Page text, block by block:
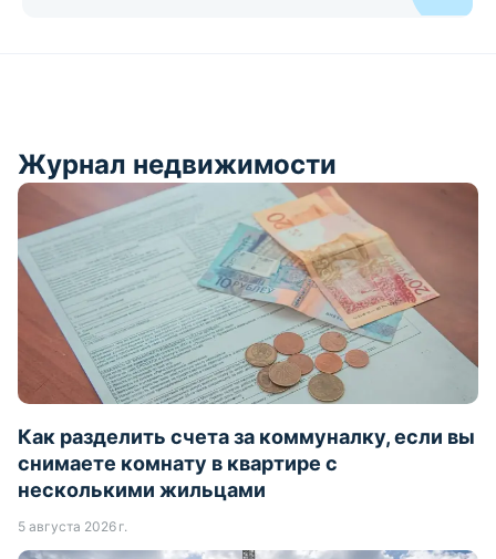
Журнал недвижимости
Как разделить счета за коммуналку, если вы
снимаете комнату в квартире с
несколькими жильцами
5 августа 2026 г.